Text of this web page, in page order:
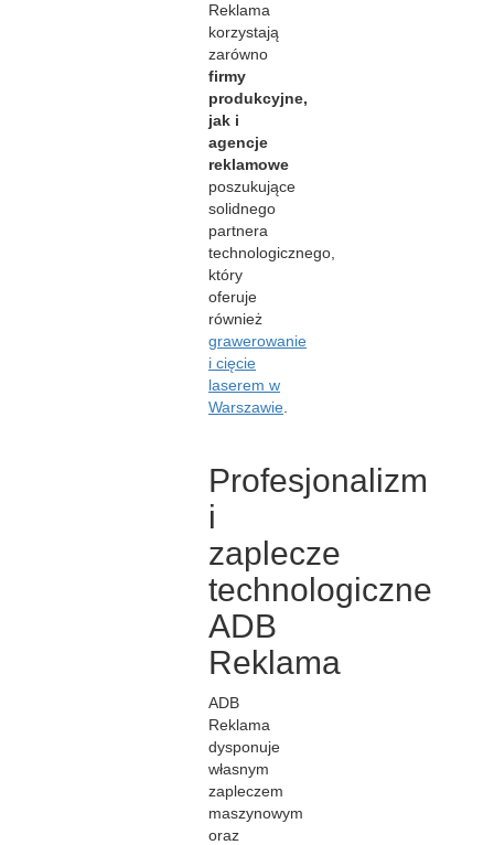
Reklama
korzystają
zarówno
firmy
produkcyjne,
jak i
agencje
reklamowe
poszukujące
solidnego
partnera
technologicznego,
który
oferuje
również
grawerowanie
i cięcie
laserem w
Warszawie
Profesjonalizm
i
zaplecze
technologiczne
ADB
Reklama
ADB
Reklama
dysponuje
własnym
zapleczem
maszynowym
oraz